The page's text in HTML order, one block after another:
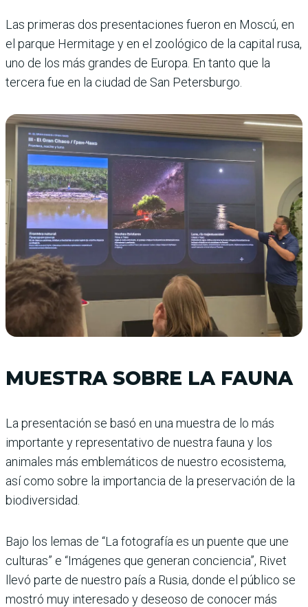
Las primeras dos presentaciones fueron en Moscú, en
el parque Hermitage y en el zoológico de la capital rusa,
uno de los más grandes de Europa. En tanto que la
tercera fue en la ciudad de San Petersburgo.
MUESTRA SOBRE LA FAUNA
La presentación se basó en una muestra de lo más
importante y representativo de nuestra fauna y los
animales más emblemáticos de nuestro ecosistema,
así como sobre la importancia de la preservación de la
biodiversidad.
Bajo los lemas de “La fotografía es un puente que une
culturas” e “Imágenes que generan conciencia”, Rivet
llevó parte de nuestro país a Rusia, donde el público se
mostró muy interesado y deseoso de conocer más